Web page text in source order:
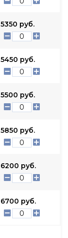
5350 руб.
5450 руб.
5500 руб.
5850 руб.
6200 руб.
6700 руб.